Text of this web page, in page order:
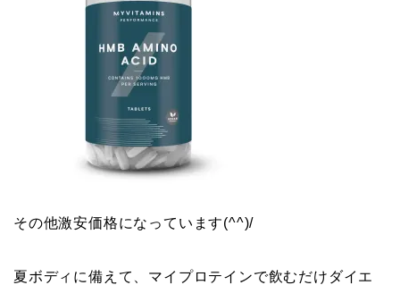
その他激安価格になっています(^^)/
夏ボディに備えて、マイプロテインで飲むだけダイエ